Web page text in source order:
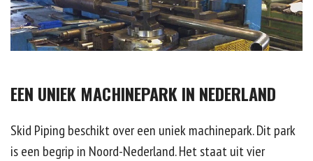
EEN UNIEK MACHINEPARK IN NEDERLAND
Skid Piping beschikt over een uniek machinepark. Dit park
is een begrip in Noord-Nederland. Het staat uit vier